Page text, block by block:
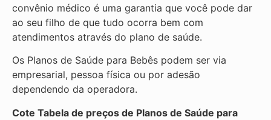
convênio médico é uma garantia que você pode dar
ao seu filho de que tudo ocorra bem com
atendimentos através do plano de saúde.
Os Planos de Saúde para Bebês podem ser via
empresarial, pessoa física ou por adesão
dependendo da operadora.
Cote Tabela de preços de Planos de Saúde para